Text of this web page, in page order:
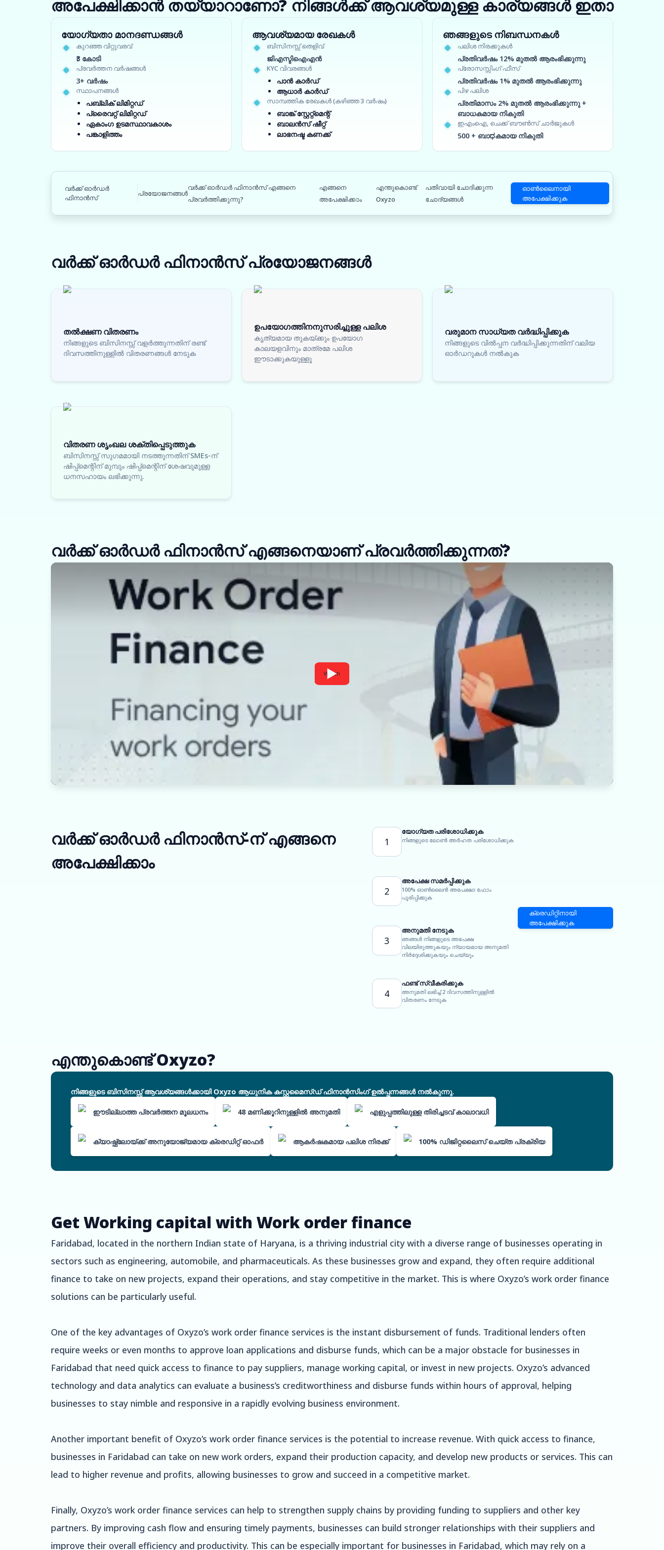
അപേക്ഷിക്കാൻ തയ്യാറാണോ? നിങ്ങൾക്ക് ആവശ്യമുള്ള കാര്യങ്ങൾ ഇതാ
യോഗ്യതാ മാനദണ്ഡങ്ങൾ
കുറഞ്ഞ വിറ്റുവരവ്
₹3 കോടി
പ്രവർത്തന വർഷങ്ങൾ
3+ വർഷം
സ്ഥാപനങ്ങൾ
പബ്ലിക് ലിമിറ്റഡ്
പ്രൈവറ്റ് ലിമിറ്റഡ്
ഏകാംഗ ഉടമസ്ഥാവകാശം
പങ്കാളിത്തം
ആവശ്യമായ രേഖകൾ
ബിസിനസ്സ് തെളിവ്
ജിഎസ്ടിഐഎൻ
KYC വിവരങ്ങൾ
പാൻ കാർഡ്
ആധാർ കാർഡ്
സാമ്പത്തിക രേഖകൾ (കഴിഞ്ഞ 3 വർഷം)
ബാങ്ക് സ്റ്റേറ്റ്‌മെന്റ്
ബാലൻസ് ഷീറ്റ്
ലാഭനഷ്ട കണക്ക്
ഞങ്ങളുടെ നിബന്ധനകൾ
പലിശ നിരക്കുകൾ
പ്രതിവർഷം 12% മുതൽ ആരംഭിക്കുന്നു
പ്രോസസ്സിംഗ് ഫീസ്
പ്രതിവർഷം 1% മുതൽ ആരംഭിക്കുന്നു
പിഴ പലിശ
പ്രതിമാസം 2% മുതൽ ആരംഭിക്കുന്നു +
ബാധകമായ നികുതി
ഇഎംഐ, ചെക്ക് ബൗൺസ് ചാർജുകൾ
500 + ബാಧകമായ നികുതി
വർക്ക് ഓർഡർ
ഫിനാൻസ്
പ്രയോജനങ്ങൾ
വർക്ക് ഓർഡർ ഫിനാൻസ് എങ്ങനെ
പ്രവർത്തിക്കുന്നു?
എങ്ങനെ
അപേക്ഷിക്കാം
എന്തുകൊണ്ട്
Oxyzo
പതിവായി ചോദിക്കുന്ന
ചോദ്യങ്ങൾ
ഓൺലൈനായി
അപേക്ഷിക്കുക
വർക്ക് ഓർഡർ ഫിനാൻസ്പ്രയോജനങ്ങൾ
തൽക്ഷണ വിതരണം
നിങ്ങളുടെ ബിസിനസ്സ് വളർത്തുന്നതിന് രണ്ട്
ദിവസത്തിനുള്ളിൽ വിതരണങ്ങൾ നേടുക
ഉപയോഗത്തിനനുസരിച്ചുള്ള പലിശ
കൃത്യമായ തുകയ്ക്കും ഉപയോഗ
കാലയളവിനും മാത്രമേ പലിശ
ഈടാക്കുകയുള്ളൂ
വരുമാന സാധ്യത വർദ്ധിപ്പിക്കുക
നിങ്ങളുടെ വിൽപ്പന വർദ്ധിപ്പിക്കുന്നതിന് വലിയ
ഓർഡറുകൾ നൽകുക
വിതരണ ശൃംഖല ശക്തിപ്പെടുത്തുക
ബിസിനസ്സ് സുഗമമായി നടത്തുന്നതിന് SMEs-ന്
ഷിപ്പ്‌മെന്റിന് മുമ്പും ഷിപ്പ്‌മെന്റിന് ശേഷവുമുള്ള
ധനസഹായം ലഭിക്കുന്നു.
വർക്ക് ഓർഡർ ഫിനാൻസ് എങ്ങനെയാണ് പ്രവർത്തിക്കുന്നത്?
Watch
വർക്ക് ഓർഡർ ഫിനാൻസ്-ന് എങ്ങനെ
അപേക്ഷിക്കാം
1
യോഗ്യത പരിശോധിക്കുക
നിങ്ങളുടെ ലോൺ അർഹത പരിശോധിക്കുക
2
അപേക്ഷ സമർപ്പിക്കുക
100% ഓൺലൈൻ അപേക്ഷാ ഫോം
പൂരിപ്പിക്കുക
3
അനുമതി നേടുക
ഞങ്ങൾ നിങ്ങളുടെ അപേക്ഷ
വിലയിരുത്തുകയും ന്യായമായ അനുമതി
നിർദ്ദേശിക്കുകയും ചെയ്യും
4
ഫണ്ട് സ്വീകരിക്കുക
അനുമതി ലഭിച്ച് 2 ദിവസത്തിനുള്ളിൽ
വിതരണം നേടുക
ക്രെഡിറ്റിനായി
അപേക്ഷിക്കുക
എന്തുകൊണ്ട് Oxyzo?
നിങ്ങളുടെ ബിസിനസ്സ് ആവശ്യങ്ങൾക്കായി Oxyzo ആധുനിക കസ്റ്റമൈസ്ഡ് ഫിനാൻസിംഗ് ഉൽപ്പന്നങ്ങൾ നൽകുന്നു.
ഈടില്ലാത്ത പ്രവർത്തന മൂലധനം 48 മണിക്കൂറിനുള്ളിൽ അനുമതി എളുപ്പത്തിലുള്ള തിരിച്ചടവ് കാലാവധി
ക്യാഷ്ഫ്ലോയ്ക്ക് അനുയോജ്യമായ ക്രെഡിറ്റ് ഓഫർ ആകർഷകമായ പലിശ നിരക്ക് 100% ഡിജിറ്റലൈസ് ചെയ്ത പ്രക്രിയ
Get Working capital with Work order finance
Faridabad, located in the northern Indian state of Haryana, is a thriving industrial city with a diverse range of businesses operating in
sectors such as engineering, automobile, and pharmaceuticals. As these businesses grow and expand, they often require additional
finance to take on new projects, expand their operations, and stay competitive in the market. This is where Oxyzo’s work order finance
solutions can be particularly useful.
One of the key advantages of Oxyzo’s work order finance services is the instant disbursement of funds. Traditional lenders often
require weeks or even months to approve loan applications and disburse funds, which can be a major obstacle for businesses in
Faridabad that need quick access to finance to pay suppliers, manage working capital, or invest in new projects. Oxyzo’s advanced
technology and data analytics can evaluate a business’s creditworthiness and disburse funds within hours of approval, helping
businesses to stay nimble and responsive in a rapidly evolving business environment.
Another important benefit of Oxyzo’s work order finance services is the potential to increase revenue. With quick access to finance,
businesses in Faridabad can take on new work orders, expand their production capacity, and develop new products or services. This can
lead to higher revenue and profits, allowing businesses to grow and succeed in a competitive market.
Finally, Oxyzo’s work order finance services can help to strengthen supply chains by providing funding to suppliers and other key
partners. By improving cash flow and ensuring timely payments, businesses can build stronger relationships with their suppliers and
improve their overall efficiency and productivity. This can be especially important for businesses in Faridabad, which may rely on a